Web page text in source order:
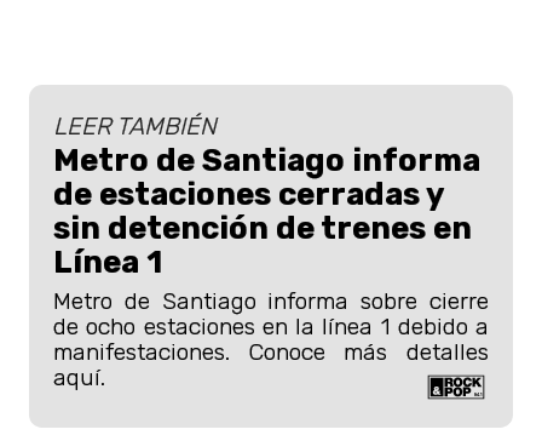
LEER TAMBIÉN
Metro de Santiago informa
de estaciones cerradas y
sin detención de trenes en
Línea 1
Metro de Santiago informa sobre cierre
de ocho estaciones en la línea 1 debido a
manifestaciones. Conoce más detalles
aquí.